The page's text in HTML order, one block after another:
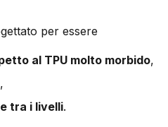
per essere
al TPU molto morbido,
,
tra i livelli.